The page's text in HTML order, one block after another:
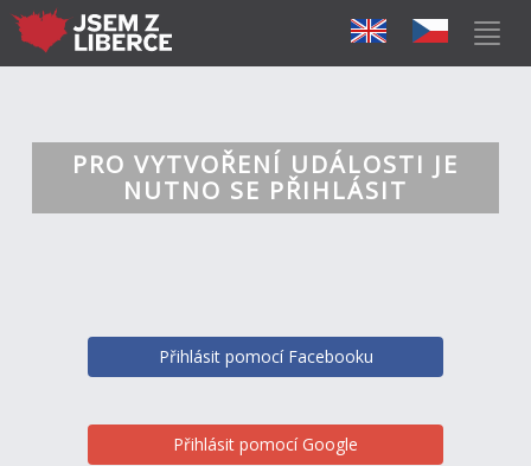
PRO VYTVOŘENÍ UDÁLOSTI JE
NUTNO SE PŘIHLÁSIT
Přihlásit pomocí Facebooku
Přihlásit pomocí Google